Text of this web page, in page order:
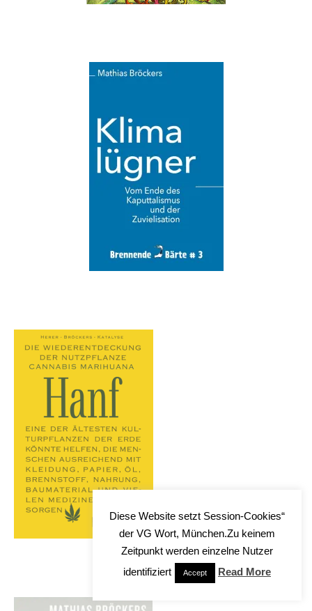
Diese Website setzt Session-Cookies“
der VG Wort, München.Zu keinem
Zeitpunkt werden einzelne Nutzer
identifiziert
Accept Read More